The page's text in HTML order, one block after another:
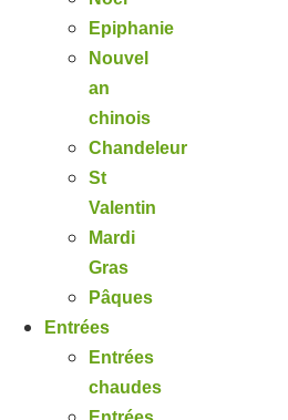
Epiphanie
Nouvel
an
chinois
Chandeleur
St
Valentin
Mardi
Gras
Pâques
Entrées
Entrées
chaudes